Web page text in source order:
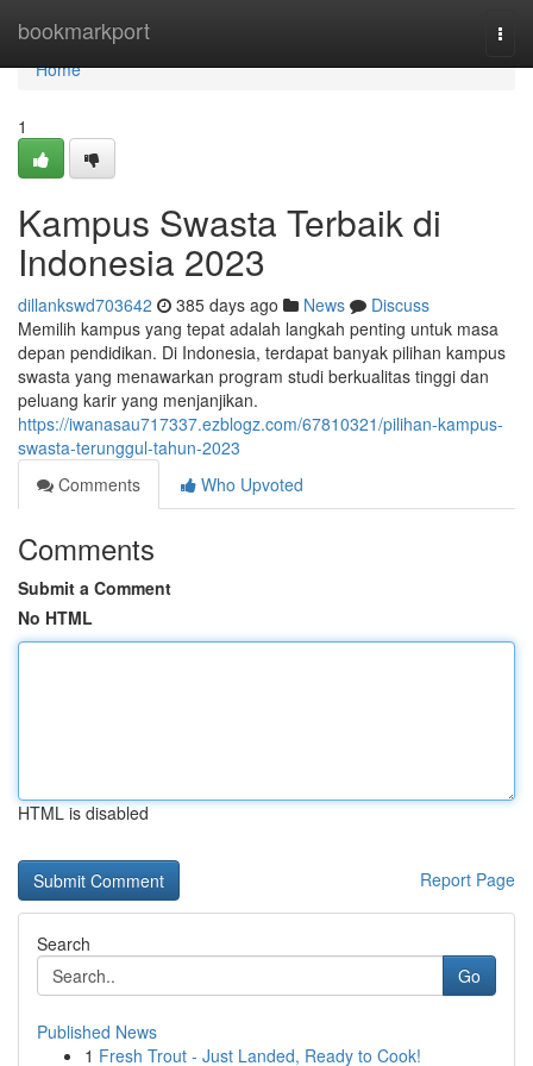
bookmarkport
Home
Home
1
Kampus Swasta Terbaik di
Indonesia 2023
dillankswd703642 385 days ago News
Discuss
Memilih kampus yang tepat adalah langkah penting untuk masa
depan pendidikan. Di Indonesia, terdapat banyak pilihan kampus
swasta yang menawarkan program studi berkualitas tinggi dan
peluang karir yang menjanjikan.
https://iwanasau717337.ezblogz.com/67810321/pilihan-kampus-
swasta-terunggul-tahun-2023
Comments
Who Upvoted
Comments
Submit a Comment
No HTML
HTML is disabled
Report Page
Search
Go
Published News
1 Fresh Trout - Just Landed, Ready to Cook!